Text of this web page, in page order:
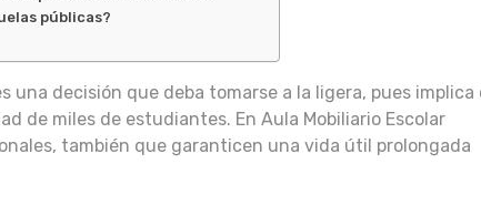
públicas?
una decisión que deba tomarse a la ligera, pues implica
de miles de estudiantes. En Aula Mobiliario Escolar
también que garanticen una vida útil prolongada